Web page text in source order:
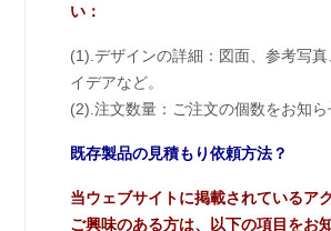
い：
(1).デザインの詳細：図面、参考写
イデアなど。
(2).注文数量：ご注文の個数をお知ら
既存製品の見積もり依頼方法？
当ウェブサイトに掲載されているア
ご興味のある方は、以下の項目をお